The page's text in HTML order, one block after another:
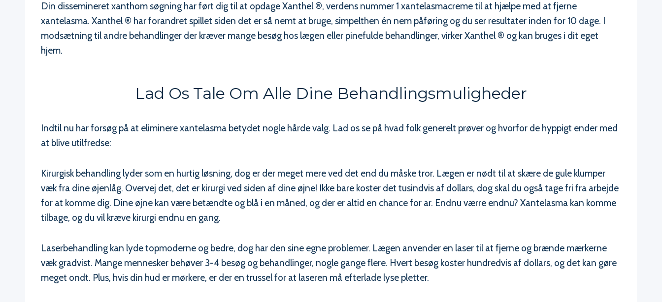
Din dissemineret xanthom søgning har ført dig til at opdage Xanthel ®, verdens nummer 1 xantelasmacreme til at hjælpe med at fjerne
xantelasma. Xanthel ® har forandret spillet siden det er så nemt at bruge, simpelthen én nem påføring og du ser resultater inden for 10 dage. I
modsætning til andre behandlinger der kræver mange besøg hos lægen eller pinefulde behandlinger, virker Xanthel ® og kan bruges i dit eget
hjem.
Lad Os Tale Om Alle Dine Behandlingsmuligheder
Indtil nu har forsøg på at eliminere xantelasma betydet nogle hårde valg. Lad os se på hvad folk generelt prøver og hvorfor de hyppigt ender med
at blive utilfredse:
Kirurgisk behandling lyder som en hurtig løsning, dog er der meget mere ved det end du måske tror. Lægen er nødt til at skære de gule klumper
væk fra dine øjenlåg. Overvej det, det er kirurgi ved siden af dine øjne! Ikke bare koster det tusindvis af dollars, dog skal du også tage fri fra arbejde
for at komme dig. Dine øjne kan være betændte og blå i en måned, og der er altid en chance for ar. Endnu værre endnu? Xantelasma kan komme
tilbage, og du vil kræve kirurgi endnu en gang.
Laserbehandling kan lyde topmoderne og bedre, dog har den sine egne problemer. Lægen anvender en laser til at fjerne og brænde mærkerne
væk gradvist. Mange mennesker behøver 3-4 besøg og behandlinger, nogle gange flere. Hvert besøg koster hundredvis af dollars, og det kan gøre
meget ondt. Plus, hvis din hud er mørkere, er der en trussel for at laseren må efterlade lyse pletter.